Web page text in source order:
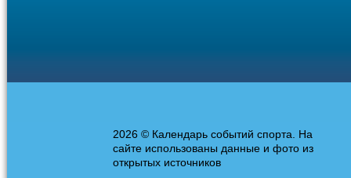
2026 © Календарь событий спорта. На
сайте использованы данные и фото из
открытых источников